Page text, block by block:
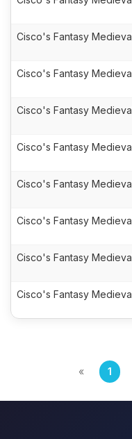
Cisco's Fantasy
Cisco's Fantasy
Cisco's Fantasy
Cisco's Fantasy
Cisco's Fantasy
Cisco's Fantasy
Cisco's Fantasy
Cisco's Fantasy
« 1